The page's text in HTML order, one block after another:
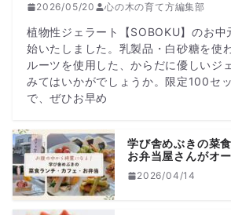
2026/05/20 心の木の育て方編集部
植物性ジェラート【SOBOKU】のお中
始いたしました。乳製品・白砂糖を使
ルーツを使用した、からだに優しいジ
みてはいかがでしょうか。限定100セ
で、ぜひお早め
学び舎めぶきの菜
お弁当屋さんがオ
2026/04/14